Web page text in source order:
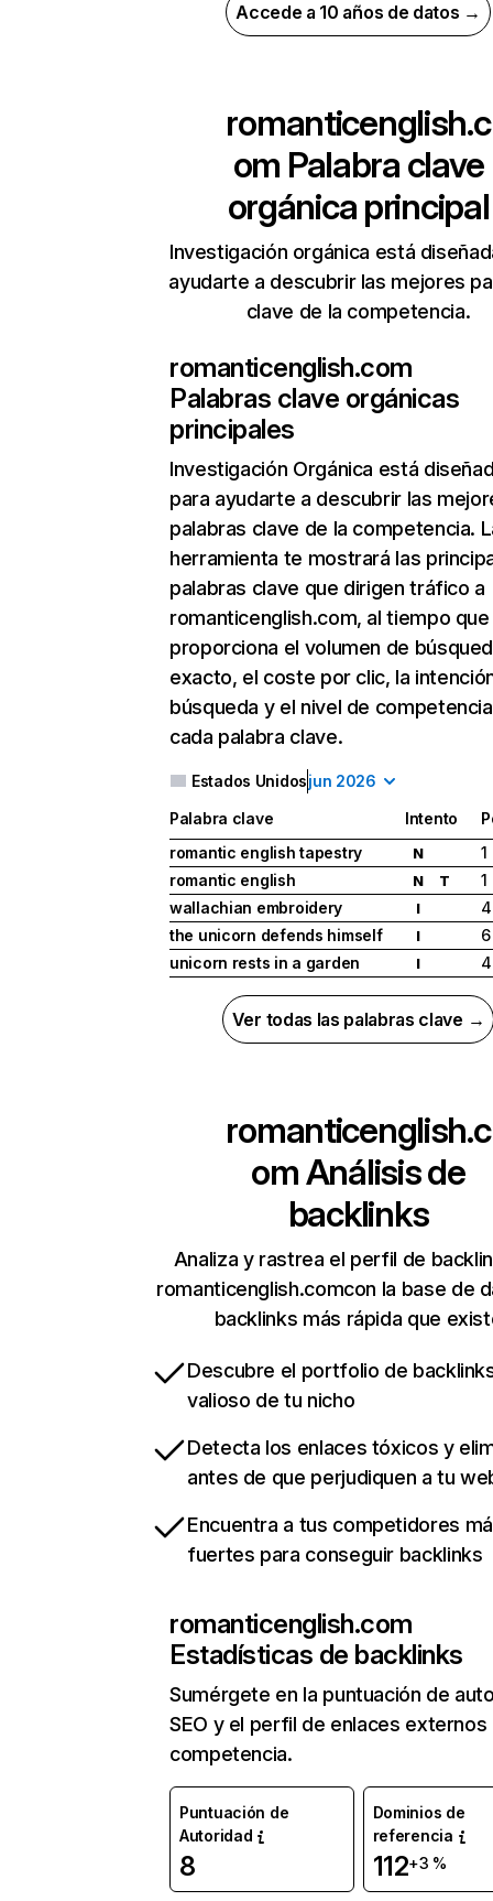
Accede a 10 años de datos →
romanticenglish.c
om Palabra clave
orgánica principal
Investigación orgánica está
ayudarte a descubrir las mejores
clave de la competencia.
romanticenglish.com
Palabras clave orgánicas
principales
Investigación Orgánica está
para ayudarte a descubrir las
palabras clave de la competencia.
herramienta te mostrará las
palabras clave que dirigen tráfico a
romanticenglish.com, al tiempo
proporciona el volumen de
exacto, el coste por clic, la
búsqueda y el nivel de
cada palabra clave.
Estados Unidosjun 2026
Palabra clave Intento
romantic english tapestry
N
1
romantic english
N T
1
wallachian embroidery
I
4
the unicorn defends himself
I
6
unicorn rests in a garden
I 4
Ver todas las palabras clave →
romanticenglish.c
omAnálisis de
backlinks
Analiza y rastrea el perfil de
romanticenglish.comcon la base de
backlinks más rápida que
Descubre el portfolio de
valioso de tu nicho
Detecta los enlaces tóxicos y
antes de que perjudiquen a tu
Encuentra a tus competidores
fuertes para conseguir backlinks
romanticenglish.com
Estadísticas de backlinks
Sumérgete en la puntuación de
SEO y el perfil de enlaces externos
competencia.
Puntuación de
Autoridad
8
Dominios de
referencia
112+3 %